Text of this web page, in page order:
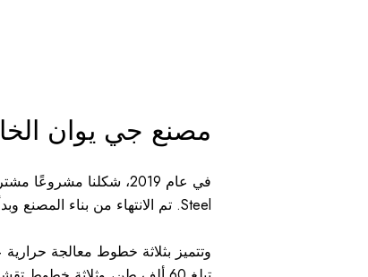
مصنع جي يوان
Steel. تم الانتهاء من بناء المصنع وبدأ تشغيله في نفس العام.